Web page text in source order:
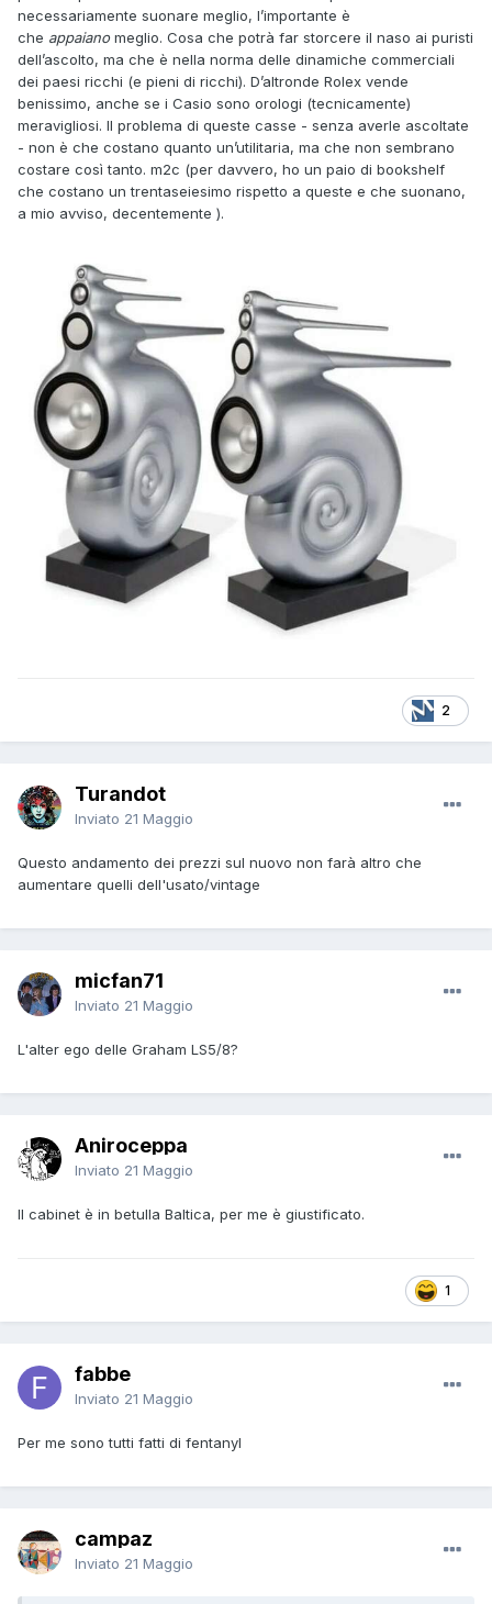
necessariamente suonare meglio, l’importante è
che appaianomeglio. Cosa che potrà far storcere il naso ai puristi
dell’ascolto, ma che è nella norma delle dinamiche commerciali
dei paesi ricchi (e pieni di ricchi). D’altronde Rolex vende
benissimo, anche se i Casio sono orologi (tecnicamente)
meravigliosi. Il problema di queste casse - senza averle ascoltate
- non è che costano quanto un’utilitaria, ma che non sembrano
costare così tanto. m2c (per davvero, ho un paio di bookshelf
che costano un trentaseiesimo rispetto a queste e che suonano,
a mio avviso, decentemente ).
2
Turandot
Inviato 21 Maggio
Questo andamento dei prezzi sul nuovo non farà altro che
aumentare quelli dell'usato/vintage
micfan71
Inviato 21 Maggio
L'alter ego delle Graham LS5/8?
Aniroceppa
Inviato 21 Maggio
Il cabinet è in betulla Baltica, per me è giustificato.
1
fabbe
Inviato 21 Maggio
Per me sono tutti fatti di fentanyl
campaz
Inviato 21 Maggio